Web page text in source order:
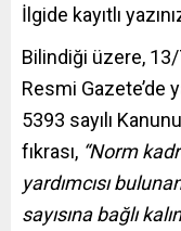
İlgide kayıtlı
Bilindiği üzere,
Resmi Gazete’de
5393 sayılı
fıkrası, “Norm
yardımcısı
sayısına bağlı